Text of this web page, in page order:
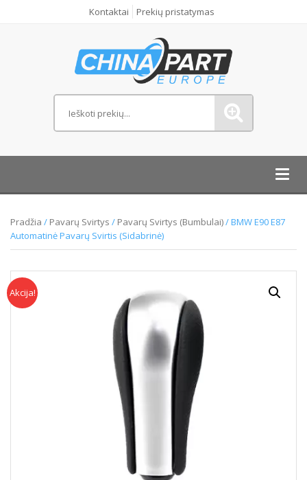
Kontaktai Prekių pristatymas
Pradžia / Pavarų Svirtys / Pavarų Svirtys (bumbulai)/ BMW E90 E87
Automatinė Pavarų Svirtis (Sidabrinė)
Akcija!